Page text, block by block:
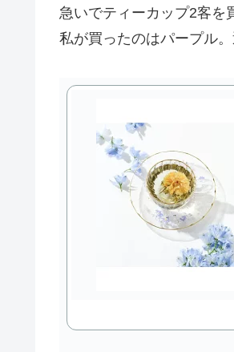
急いでティーカップ2客を
私が買ったのはパープル